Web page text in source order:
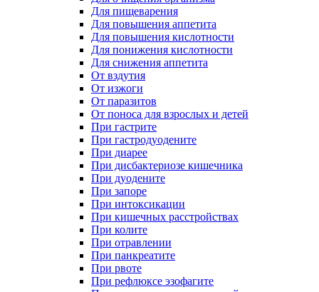
Для пищеварения
Для повышения аппетита
Для повышения кислотности
Для понижения кислотности
Для снижения аппетита
От вздутия
От изжоги
От паразитов
От поноса для взрослых и детей
При гастрите
При гастродуодените
При диарее
При дисбактериозе кишечника
При дуодените
При запоре
При интоксикации
При кишечных расстройствах
При колите
При отравлении
При панкреатите
При рвоте
При рефлюксе эзофагите